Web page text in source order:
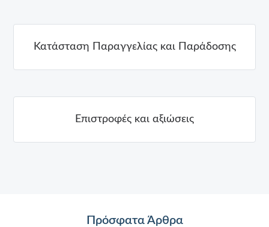
Κατάσταση Παραγγελίας και Παράδοσης
Επιστροφές και αξιώσεις
Πρόσφατα Άρθρα